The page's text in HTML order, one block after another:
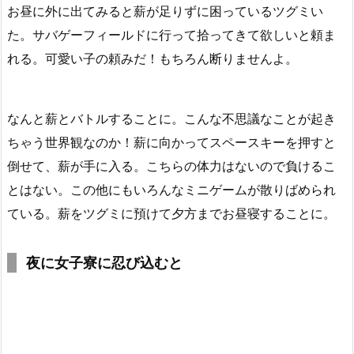
お昼に外に出てみると薪が足りずに困っているツグミい
た。サバゲーフィールドに行って拾ってきて欲しいと頼ま
れる。可愛い子の頼みだ！もちろん断りませんよ。
なんと薪とバトルすることに。こんな不思議なことが起き
ちゃう世界観なのか！薪に向かってスペースキーを押すと
倒せて、薪が手に入る。こちらの体力はないので負けるこ
とはない。この他にもいろんなミニゲームが散りばめられ
ている。薪をツグミに預けて夕方までお昼寝することに。
夜に女子寮に忍び込むと